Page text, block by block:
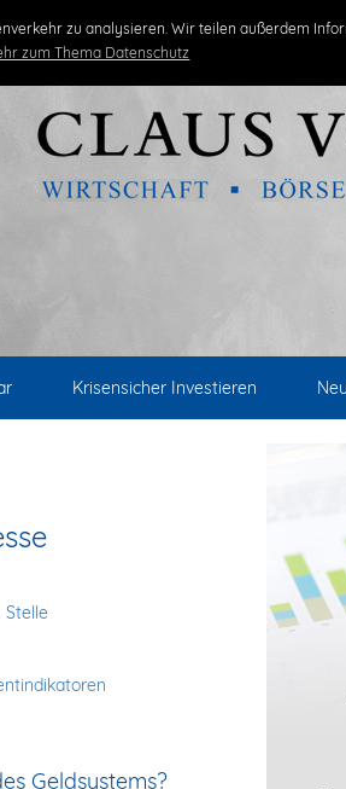
zu analysieren. Wir teilen außerdem
zum Thema Datenschutz
Krisensicher Investieren
Geldsystems?